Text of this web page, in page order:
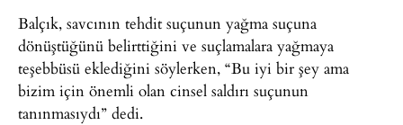
Balçık, savcının tehdit suçunun yağma suçuna
dönüştüğünü belirttiğini ve suçlamalara yağmaya
teşebbüsü eklediğini söylerken, “Bu iyi bir şey ama
bizim için önemli olan cinsel saldırı suçunun
tanınmasıydı” dedi.